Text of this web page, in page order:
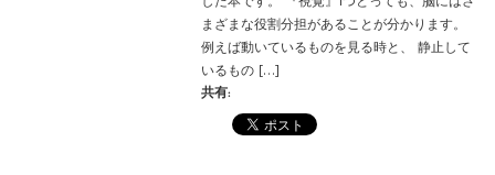
まざまな役割分担があることが分かります。
例えば動いているものを見る時と、 静止して
いるもの […]
共有: